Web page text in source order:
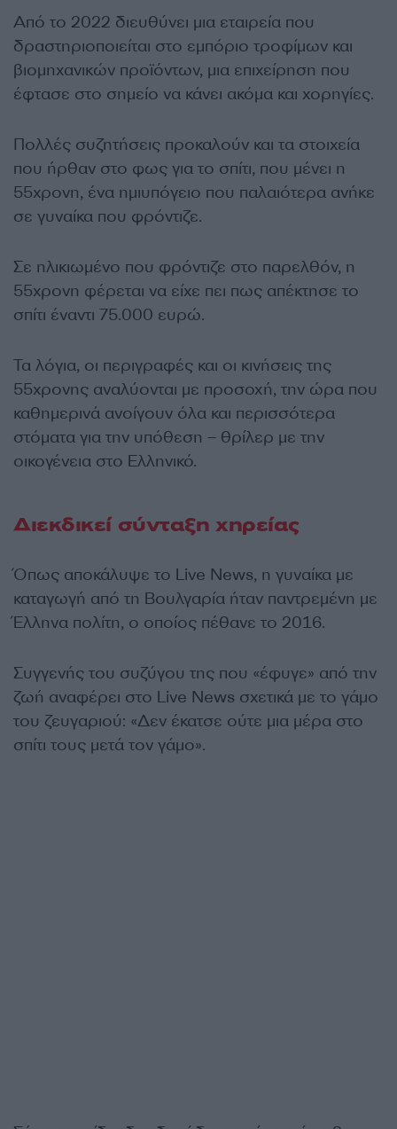
Από το 2022 διευθύνει μια εταιρεία που
δραστηριοποιείται στο εμπόριο τροφίμων και
βιομηχανικών προϊόντων, μια επιχείρηση που
έφτασε στο σημείο να κάνει ακόμα και χορηγίες.
Πολλές συζητήσεις προκαλούν και τα στοιχεία
που ήρθαν στο φως για το σπίτι, που μένει η
55χρονη, ένα ημιυπόγειο που παλαιότερα ανήκε
σε γυναίκα που φρόντιζε.
Σε ηλικιωμένο που φρόντιζε στο παρελθόν, η
55χρονη φέρεται να είχε πει πως απέκτησε το
σπίτι έναντι 75.000 ευρώ.
Τα λόγια, οι περιγραφές και οι κινήσεις της
55χρονης αναλύονται με προσοχή, την ώρα που
καθημερινά ανοίγουν όλα και περισσότερα
στόματα για την υπόθεση – θρίλερ με την
οικογένεια στο Ελληνικό.
Διεκδικεί σύνταξη χηρείας
Όπως αποκάλυψε το Live News, η γυναίκα με
καταγωγή από τη Βουλγαρία ήταν παντρεμένη με
Έλληνα πολίτη, ο οποίος πέθανε το 2016.
Συγγενής του συζύγου της που «έφυγε» από την
ζωή αναφέρει στο Live News σχετικά με το γάμο
του ζευγαριού: «Δεν έκατσε ούτε μια μέρα στο
σπίτι τους μετά τον γάμο».